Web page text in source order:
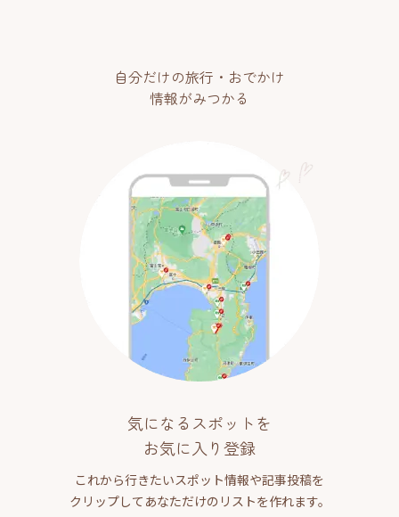
自分だけの旅行・おでかけ
情報がみつかる
気になるスポットを
お気に入り登録
これから行きたいスポット情報や記事投稿を
クリップしてあなただけのリストを作れます。